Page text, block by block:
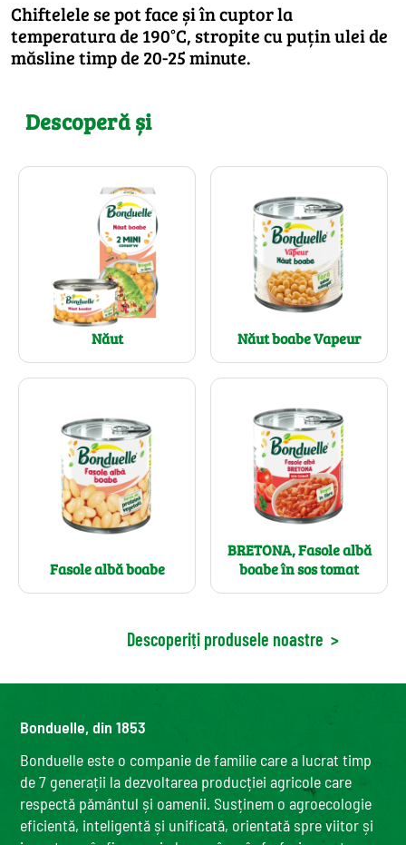
Chiftelele se pot face și în cuptor la
temperatura de 190°C, stropite cu puțin ulei de
măsline timp de 20-25 minute.
Descoperă și
Năut Năut boabe Vapeur
Fasole albă boabe
BRETONA, Fasole albă
boabe în sos tomat
Descoperiți produsele noastre >
Bonduelle, din 1853
Bonduelle este o companie de familie care a lucrat timp
de 7 generații la dezvoltarea producției agricole care
respectă pământul și oamenii. Susținem o agroecologie
eficientă, inteligentă și unificată, orientată spre viitor și